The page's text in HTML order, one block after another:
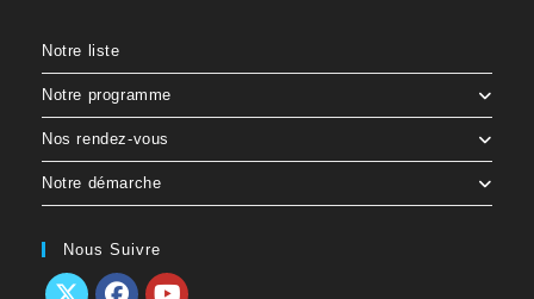
Notre liste
Notre programme
Nos rendez-vous
Notre démarche
Nous Suivre